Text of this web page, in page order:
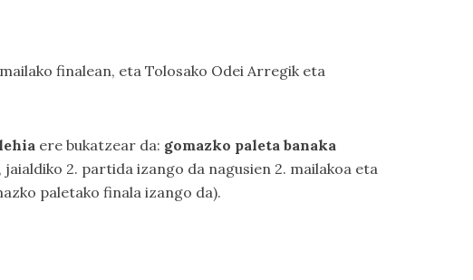
finalean, eta Tolosako Odei Arregik eta
ere bukatzear da: gomazko paleta banaka
jaialdiko 2. partida izango da nagusien 2. mailakoa eta
paletako finala izango da).